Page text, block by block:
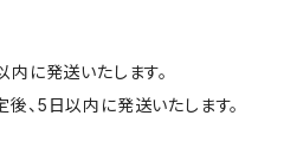
内に発送いたします。
、5日以内に発送いたします。